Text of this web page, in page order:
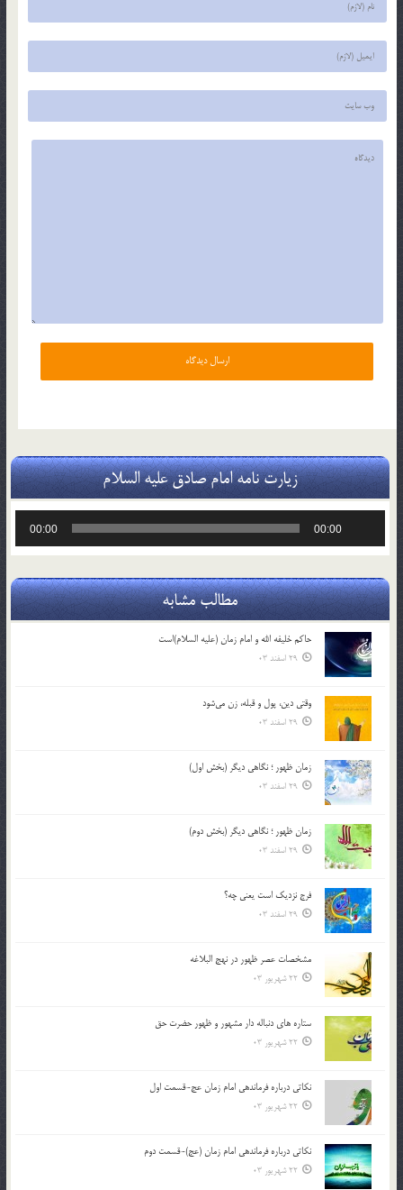
زیارت نامه امام صادق علیه السلام
00:00
00:00
مطالب مشابه
حاکم خليفه الله و امام زمان (علیه السلام)است
29 اسفند 03
وقتی دین، پول و قبله، زن می‌شود
29 اسفند 03
زمان ظهور ؛ نگاهی دیگر (بخش اول)
29 اسفند 03
زمان ظهور ؛ نگاهی دیگر (بخش دوم)
29 اسفند 03
فرج نزدیک است یعنی چه؟
29 اسفند 03
مشخصات عصر ظهور در نهج البلاغه
22 شهریور 03
ستاره های دنباله دار مشهور و ظهور حضرت حق
22 شهریور 03
نکاتى درباره فرماندهى امام زمان عج-قسمت اول
22 شهریور 03
نکاتى درباره فرماندهى امام زمان (عج)-قسمت دوم
22 شهریور 03